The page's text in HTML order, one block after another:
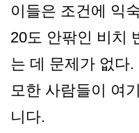
이들은 조건에 익
20도 안팎인 비치
는 데 문제가 없다
모한 사람들이 여
니다.